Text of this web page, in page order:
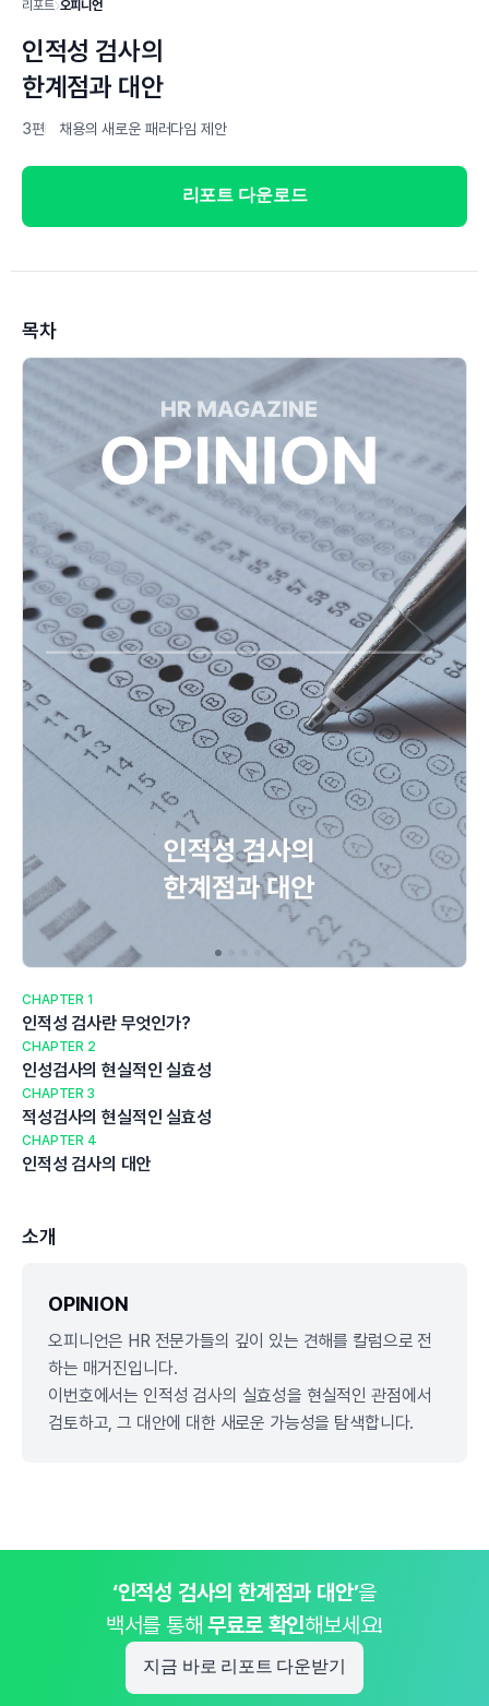
리포트 오피니언
인적성 검사의
한계점과 대안
3편 채용의 새로운 패러다임 제안
리포트 다운로드
목차
CHAPTER 1
인적성 검사란 무엇인가?
CHAPTER 2
인성검사의 현실적인 실효성
CHAPTER 3
적성검사의 현실적인 실효성
CHAPTER 4
인적성 검사의 대안
소개
OPINION
오피니언은 HR 전문가들의 깊이 있는 견해를 칼럼으로 전
하는 매거진입니다.
이번호에서는 인적성 검사의 실효성을 현실적인 관점에서
검토하고, 그 대안에 대한 새로운 가능성을 탐색합니다.
‘인적성 검사의 한계점과 대안’을
백서를 통해무료로 확인해보세요!
지금 바로 리포트 다운받기